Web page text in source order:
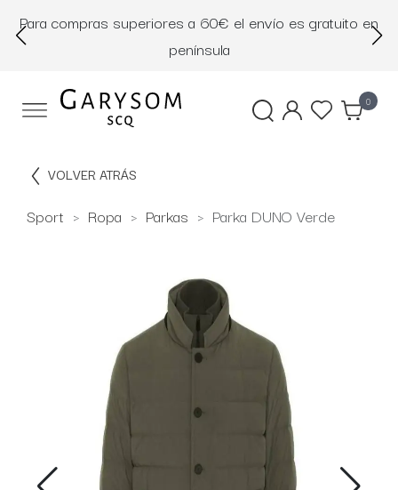
Para compras superiores a 60€ el envío es gratuito en
península
0
VOLVER ATRÁS
Sport Ropa Parkas Parka DUNO Verde